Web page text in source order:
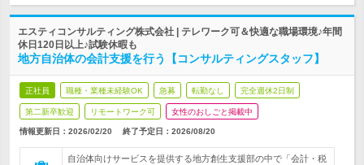
エスティコンサルティング株式会社 | テレワーク可＆快適な職場環境♪年間
休日120日以上♪試験休暇も
地方自治体の会計支援を行う【コンサルティングスタッフ】
正社員 職種・業種未経験OK 急募 転勤なし 完全週休2日制
第二新卒歓迎 リモートワーク可 女性のおしごと掲載中
情報更新日：2026/02/20 終了予定日： 2026/08/20
自治体向けサービスを提供する地方創生支援部の中で「会計・税